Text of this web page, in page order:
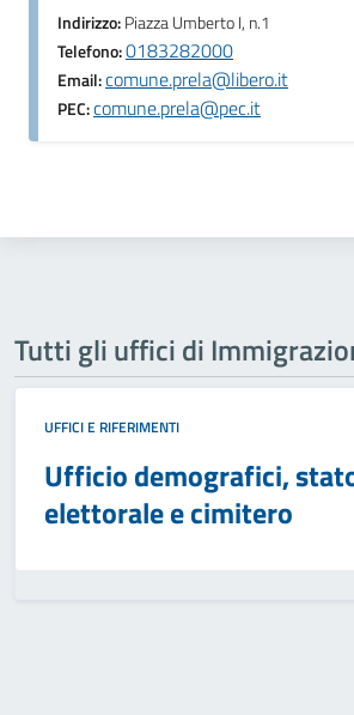
Indirizzo:Piazza Umberto I, n.1
Telefono:0183282000
Email:comune.prela@libero.it
PEC:comune.prela@pec.it
Tutti gli uffici di
UFFICI E RIFERIMENTI
Ufficio demografici,
elettorale e cimitero